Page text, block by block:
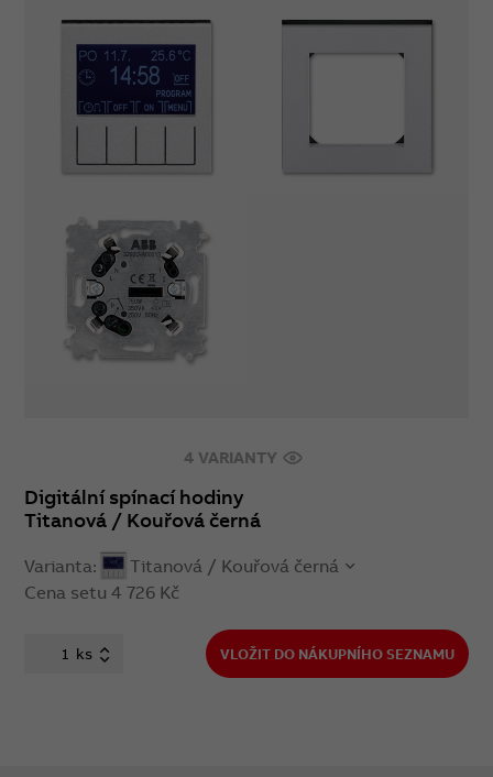
4 VARIANTY
Digitální spínací hodiny
Titanová / Kouřová černá
Varianta:
Titanová / Kouřová černá
Cena setu4 726 Kč
ks VLOŽIT DO NÁKUPNÍHO SEZNAMU